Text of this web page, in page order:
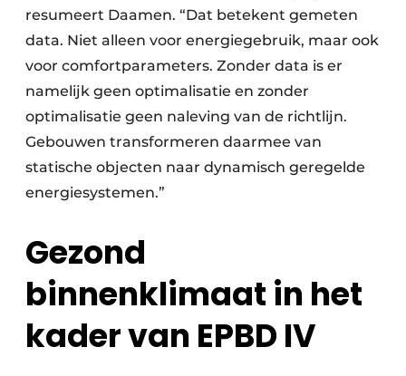
resumeert Daamen. “Dat betekent gemeten
data. Niet alleen voor energiegebruik, maar ook
voor comfortparameters. Zonder data is er
namelijk geen optimalisatie en zonder
optimalisatie geen naleving van de richtlijn.
Gebouwen transformeren daarmee van
statische objecten naar dynamisch geregelde
energiesystemen.”
Gezond
binnenklimaat in het
kader van EPBD IV